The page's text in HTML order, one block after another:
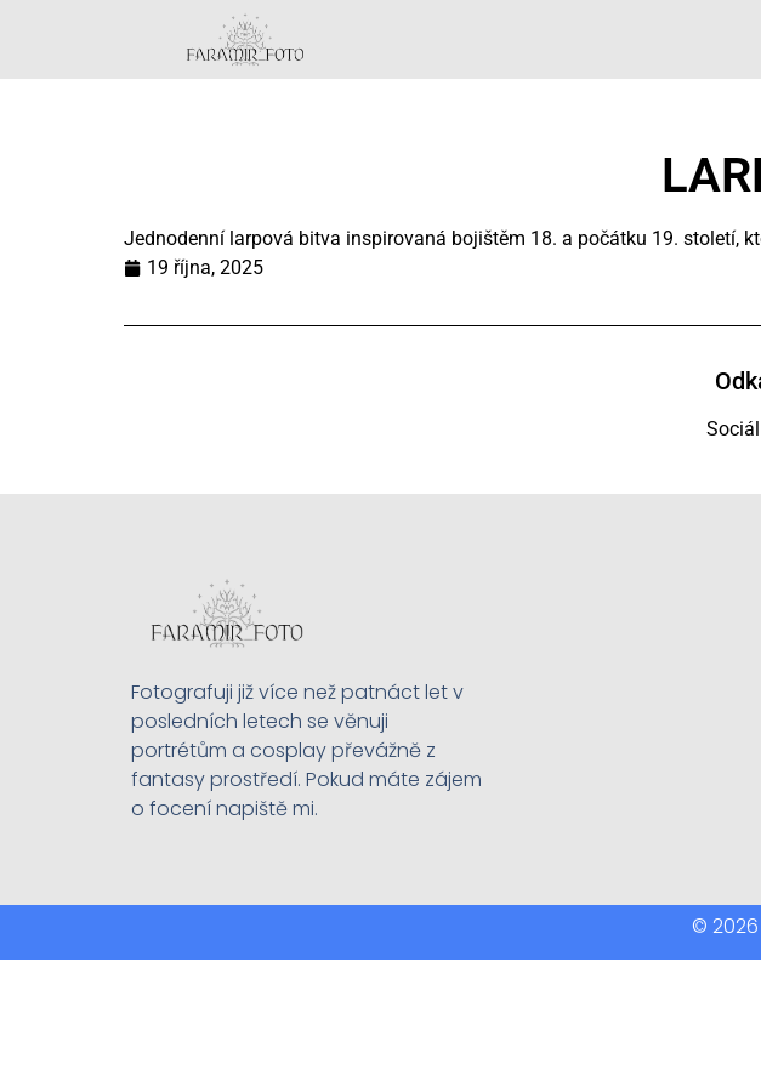
Jednodenní larpová bitva inspirovaná bojištěm 18. a počátku 19. století,
19 října, 2025
Fotografuji již více než patnáct let v
posledních letech se věnuji
portrétům a cosplay převážně z
fantasy prostředí. Pokud máte zájem
o focení napiště mi.
© 2026